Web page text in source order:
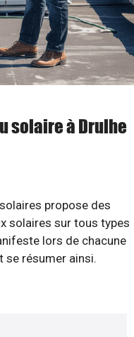
solaire à Drulhe
propose des
solaires sur tous types
lors de chacune
se résumer ainsi.